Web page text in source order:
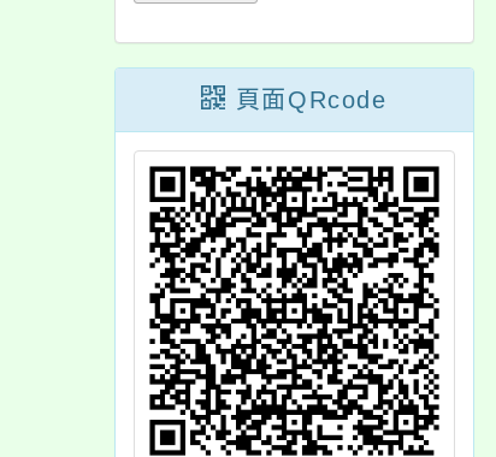
頁面QRcode
育中心夥伴學
觀音高中辦理
外交與實務案
115年語文競賽-臺灣
客語字音字形推廣研
習營